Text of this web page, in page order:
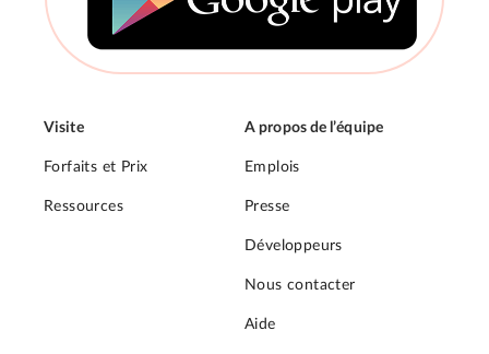
Visite
Forfaits et Prix
Ressources
A propos de l’équipe
Emplois
Presse
Développeurs
Nous contacter
Aide